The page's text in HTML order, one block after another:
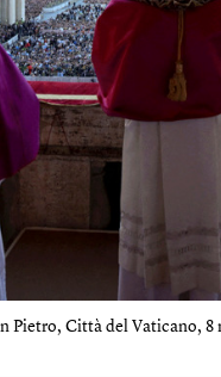
Pietro, Città del Vaticano, 8